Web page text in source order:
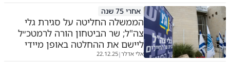
אחרי 75 שנה
הממשלה החליטה על סגירת גלי
צה"ל; שר הביטחון הורה לרמטכ״ל
ליישם את ההחלטה באופן מיידי
אלי אדלר|
22.12.25